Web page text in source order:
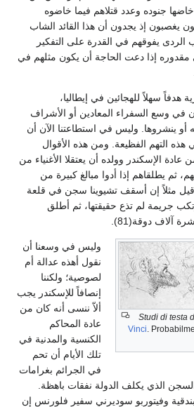
جنوده وعدد قتلاهم فيما خاضوه
يغصبون إذ يجدون أن هذا القائد الشاب
الردى يفوقهم في القدرة على التفكير
مقدوره إذا دعت الحاجة أن يكون مثلهم في
هدفاً سهلاً للهجائين في إيطاليا،
في وسع السفراء المعادين أو الأشراف
أو ينشروها. وليس في استطاعتنا الآن أن
هذه التهم الفظيعة. ومن هذه الأقوال
عادة الإسكندر وولده أن يعتقلا الأغنياء من
ثم يطلقاهم إذا أدوا مبالغ كبيرة من
قيل مثلاً إن أسقف تشيوينا سجن في قلعة
جريمة لم تذع حقيقتها، ثم أطلق
آلاف دوقة(81).
Studi di testa
Vinci .
وليس في وسعنا أن
نقول أهذه عدالة أم
لصوصية؛ ولكننا
إنصافاً للإسكندر يجب
ألاّ ننسى أنه كان من
عادة المحاكم
الكنسية والمدنية في
تلك الأيام أن تحم
في الجرائم بغرامات
الذي يكلف الدولة نفقات باهظة.
وفيتوربو سوديرني سفير فلورنس إن